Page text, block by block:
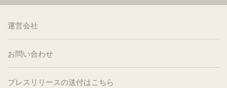
運営会社
お問い合わせ
プレスリリースの送付はこちら